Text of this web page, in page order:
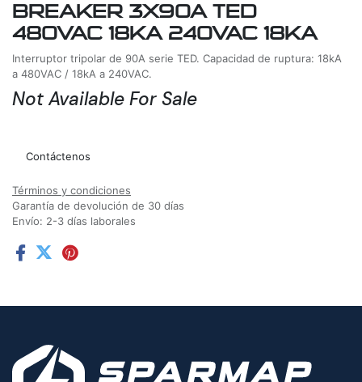
BREAKER 3X90A TED
480VAC 18KA 240VAC 18KA
Interruptor tripolar de 90A serie TED. Capacidad de ruptura: 18kA
a 480VAC / 18kA a 240VAC.
Not Available For Sale
Contáctenos
Términos y condiciones
Garantía de devolución de 30 días
Envío: 2-3 días laborales